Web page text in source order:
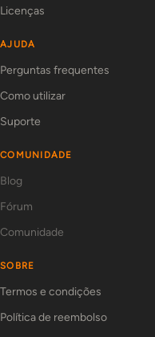
Licenças
AJUDA
Perguntas frequentes
Como utilizar
Suporte
COMUNIDADE
Blog
Fórum
Comunidade
SOBRE
Termos e condições
Política de reembolso